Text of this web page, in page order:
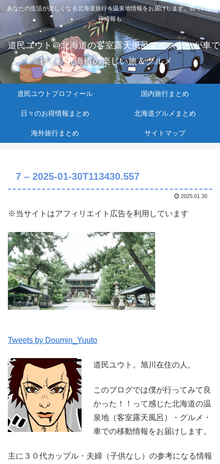
あなたの生活が楽しくなる北海道旅行＆温泉地情報をお届けします。日々のお
得情報も
道民ユウト＠北海道の客室露天風呂マイスターが車で
行く、北海道の楽しい旅＆グルメ
道民ユウトプロフィール 国内旅行まとめ
日々のお得情報まとめ 北海道グルメまとめ
海外旅行まとめ サイトマップ
7 – 2025-01-30T113430.557
2025.01.30
※当サイトはアフィリエイト広告を利用しています
Tweets by Doumin_Yuuto
道民ユウト。旭川在住の人。
このブログでは僕が行ってみて良
かった！！って感じた北海道の温
泉地（客室露天風呂）・グルメ・
車での移動情報をお届けします。
主に３０代カップル・夫婦（子供なし）の参考になる情報